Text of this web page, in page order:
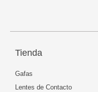
Tienda
Gafas
Lentes de Contacto